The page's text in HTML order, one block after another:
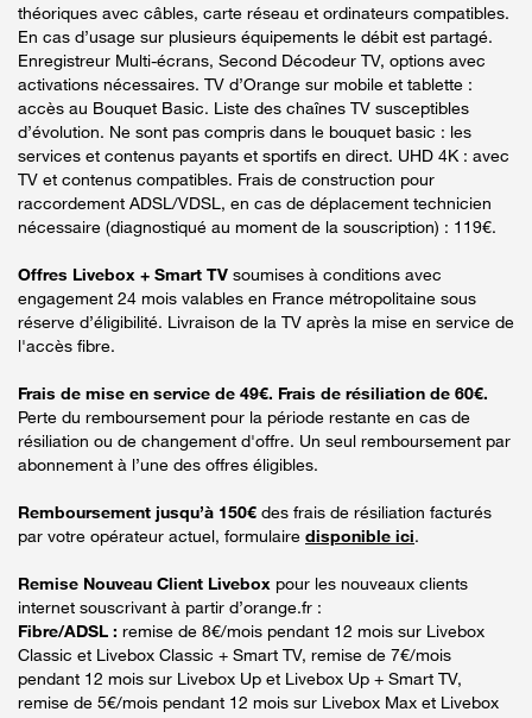
théoriques avec câbles, carte réseau et ordinateurs compatibles.
En cas d’usage sur plusieurs équipements le débit est partagé.
Enregistreur Multi-écrans, Second Décodeur TV, options avec
activations nécessaires. TV d’Orange sur mobile et tablette :
accès au Bouquet Basic. Liste des chaînes TV susceptibles
d’évolution. Ne sont pas compris dans le bouquet basic : les
services et contenus payants et sportifs en direct. UHD 4K : avec
TV et contenus compatibles. Frais de construction pour
raccordement ADSL/VDSL, en cas de déplacement technicien
nécessaire (diagnostiqué au moment de la souscription) : 119€.
Offres Livebox + Smart TV soumises à conditions avec
engagement 24 mois valables en France métropolitaine sous
réserve d’éligibilité. Livraison de la TV après la mise en service de
l'accès fibre.
Frais de mise en service de 49€. Frais de résiliation de 60€.
Perte du remboursement pour la période restante en cas de
résiliation ou de changement d'offre. Un seul remboursement par
abonnement à l’une des offres éligibles.
Remboursement jusqu’à 150€ des frais de résiliation facturés
par votre opérateur actuel, formulaire disponible ici.
Remise Nouveau Client Livebox pour les nouveaux clients
internet souscrivant à partir d’orange.fr :
Fibre/ADSL : remise de 8€/mois pendant 12 mois sur Livebox
Classic et Livebox Classic + Smart TV, remise de 7€/mois
pendant 12 mois sur Livebox Up et Livebox Up + Smart TV,
remise de 5€/mois pendant 12 mois sur Livebox Max et Livebox